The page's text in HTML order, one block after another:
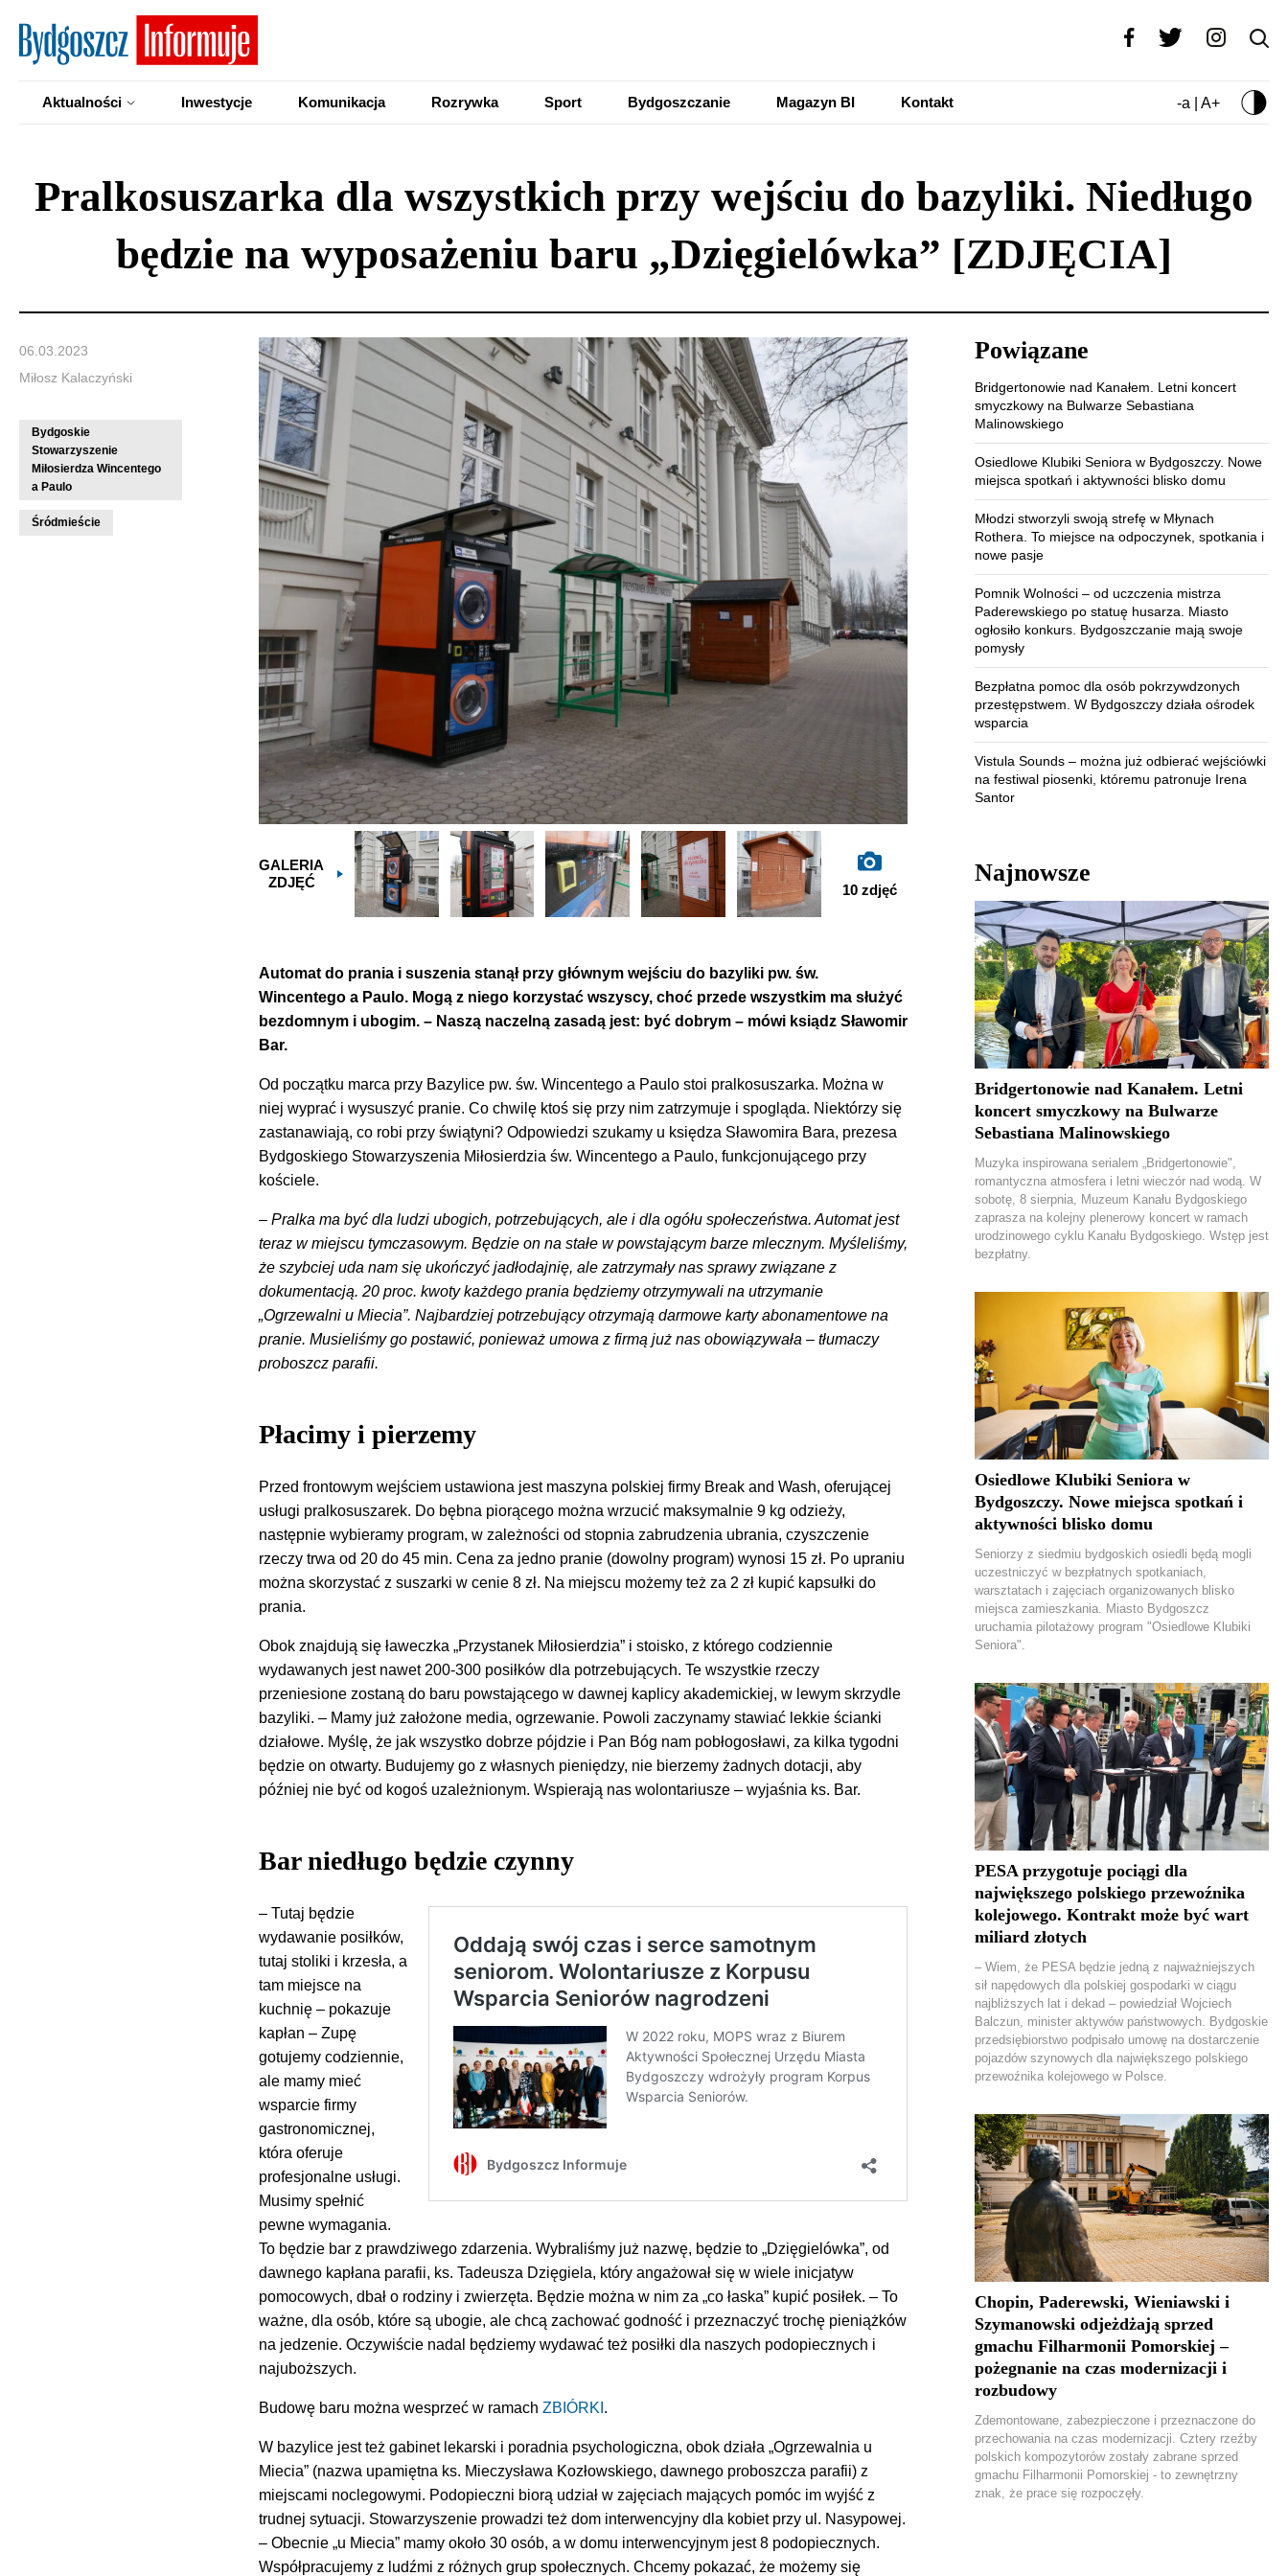
Aktualności Inwestycje Komunikacja Rozrywka Sport Bydgoszczanie Magazyn BI Kontakt -a | A+
Pralkosuszarka dla wszystkich przy wejściu do bazyliki. Niedługo
będzie na wyposażeniu baru „Dzięgielówka” [ZDJĘCIA]
06.03.2023
Miłosz Kalaczyński
Bydgoskie
Stowarzyszenie
Miłosierdza Wincentego
a Paulo
Śródmieście
GALERIA
ZDJĘĆ
10 zdjęć
Automat do prania i suszenia stanął przy głównym wejściu do bazyliki pw. św.
Wincentego a Paulo. Mogą z niego korzystać wszyscy, choć przede wszystkim ma służyć
bezdomnym i ubogim. – Naszą naczelną zasadą jest: być dobrym – mówi ksiądz Sławomir
Bar.
Od początku marca przy Bazylice pw. św. Wincentego a Paulo stoi pralkosuszarka. Można w
niej wyprać i wysuszyć pranie. Co chwilę ktoś się przy nim zatrzymuje i spogląda. Niektórzy się
zastanawiają, co robi przy świątyni? Odpowiedzi szukamy u księdza Sławomira Bara, prezesa
Bydgoskiego Stowarzyszenia Miłosierdzia św. Wincentego a Paulo, funkcjonującego przy
kościele.
– Pralka ma być dla ludzi ubogich, potrzebujących, ale i dla ogółu społeczeństwa. Automat jest
teraz w miejscu tymczasowym. Będzie on na stałe w powstającym barze mlecznym. Myśleliśmy,
że szybciej uda nam się ukończyć jadłodajnię, ale zatrzymały nas sprawy związane z
dokumentacją. 20 proc. kwoty każdego prania będziemy otrzymywali na utrzymanie
„Ogrzewalni u Miecia”. Najbardziej potrzebujący otrzymają darmowe karty abonamentowe na
pranie. Musieliśmy go postawić, ponieważ umowa z firmą już nas obowiązywała – tłumaczy
proboszcz parafii.
Płacimy i pierzemy
Przed frontowym wejściem ustawiona jest maszyna polskiej firmy Break and Wash, oferującej
usługi pralkosuszarek. Do bębna piorącego można wrzucić maksymalnie 9 kg odzieży,
następnie wybieramy program, w zależności od stopnia zabrudzenia ubrania, czyszczenie
rzeczy trwa od 20 do 45 min. Cena za jedno pranie (dowolny program) wynosi 15 zł. Po upraniu
można skorzystać z suszarki w cenie 8 zł. Na miejscu możemy też za 2 zł kupić kapsułki do
prania.
Obok znajdują się ławeczka „Przystanek Miłosierdzia” i stoisko, z którego codziennie
wydawanych jest nawet 200-300 posiłków dla potrzebujących. Te wszystkie rzeczy
przeniesione zostaną do baru powstającego w dawnej kaplicy akademickiej, w lewym skrzydle
bazyliki. – Mamy już założone media, ogrzewanie. Powoli zaczynamy stawiać lekkie ścianki
działowe. Myślę, że jak wszystko dobrze pójdzie i Pan Bóg nam pobłogosławi, za kilka tygodni
będzie on otwarty. Budujemy go z własnych pieniędzy, nie bierzemy żadnych dotacji, aby
później nie być od kogoś uzależnionym. Wspierają nas wolontariusze – wyjaśnia ks. Bar.
Bar niedługo będzie czynny
– Tutaj będzie
wydawanie posiłków,
tutaj stoliki i krzesła, a
tam miejsce na
kuchnię – pokazuje
kapłan – Zupę
gotujemy codziennie,
ale mamy mieć
wsparcie firmy
gastronomicznej,
która oferuje
profesjonalne usługi.
Musimy spełnić
pewne wymagania.
To będzie bar z prawdziwego zdarzenia. Wybraliśmy już nazwę, będzie to „Dzięgielówka”, od
dawnego kapłana parafii, ks. Tadeusza Dzięgiela, który angażował się w wiele inicjatyw
pomocowych, dbał o rodziny i zwierzęta. Będzie można w nim za „co łaska” kupić posiłek. – To
ważne, dla osób, które są ubogie, ale chcą zachować godność i przeznaczyć trochę pieniążków
na jedzenie. Oczywiście nadal będziemy wydawać też posiłki dla naszych podopiecznych i
najuboższych.
Budowę baru można wesprzeć w ramach ZBIÓRKI .
W bazylice jest też gabinet lekarski i poradnia psychologiczna, obok działa „Ogrzewalnia u
Miecia” (nazwa upamiętna ks. Mieczysława Kozłowskiego, dawnego proboszcza parafii) z
miejscami noclegowymi. Podopieczni biorą udział w zajęciach mających pomóc im wyjść z
trudnej sytuacji. Stowarzyszenie prowadzi też dom interwencyjny dla kobiet przy ul. Nasypowej.
– Obecnie „u Miecia” mamy około 30 osób, a w domu interwencyjnym jest 8 podopiecznych.
Współpracujemy z ludźmi z różnych grup społecznych. Chcemy pokazać, że możemy się
Powiązane
Bridgertonowie nad Kanałem. Letni koncert
smyczkowy na Bulwarze Sebastiana
Malinowskiego
Osiedlowe Klubiki Seniora w Bydgoszczy. Nowe
miejsca spotkań i aktywności blisko domu
Młodzi stworzyli swoją strefę w Młynach
Rothera. To miejsce na odpoczynek, spotkania i
nowe pasje
Pomnik Wolności – od uczczenia mistrza
Paderewskiego po statuę husarza. Miasto
ogłosiło konkurs. Bydgoszczanie mają swoje
pomysły
Bezpłatna pomoc dla osób pokrzywdzonych
przestępstwem. W Bydgoszczy działa ośrodek
wsparcia
Vistula Sounds – można już odbierać wejściówki
na festiwal piosenki, któremu patronuje Irena
Santor
Najnowsze
Bridgertonowie nad Kanałem. Letni
koncert smyczkowy na Bulwarze
Sebastiana Malinowskiego
Muzyka inspirowana serialem „Bridgertonowie",
romantyczna atmosfera i letni wieczór nad wodą. W
sobotę, 8 sierpnia, Muzeum Kanału Bydgoskiego
zaprasza na kolejny plenerowy koncert w ramach
urodzinowego cyklu Kanału Bydgoskiego. Wstęp jest
bezpłatny.
Osiedlowe Klubiki Seniora w
Bydgoszczy. Nowe miejsca spotkań i
aktywności blisko domu
Seniorzy z siedmiu bydgoskich osiedli będą mogli
uczestniczyć w bezpłatnych spotkaniach,
warsztatach i zajęciach organizowanych blisko
miejsca zamieszkania. Miasto Bydgoszcz
uruchamia pilotażowy program "Osiedlowe Klubiki
Seniora".
PESA przygotuje pociągi dla
największego polskiego przewoźnika
kolejowego. Kontrakt może być wart
miliard złotych
– Wiem, że PESA będzie jedną z najważniejszych
sił napędowych dla polskiej gospodarki w ciągu
najbliższych lat i dekad – powiedział Wojciech
Balczun, minister aktywów państwowych. Bydgoskie
przedsiębiorstwo podpisało umowę na dostarczenie
pojazdów szynowych dla największego polskiego
przewoźnika kolejowego w Polsce.
Chopin, Paderewski, Wieniawski i
Szymanowski odjeżdżają sprzed
gmachu Filharmonii Pomorskiej –
pożegnanie na czas modernizacji i
rozbudowy
Zdemontowane, zabezpieczone i przeznaczone do
przechowania na czas modernizacji. Cztery rzeźby
polskich kompozytorów zostały zabrane sprzed
gmachu Filharmonii Pomorskiej - to zewnętrzny
znak, że prace się rozpoczęły.